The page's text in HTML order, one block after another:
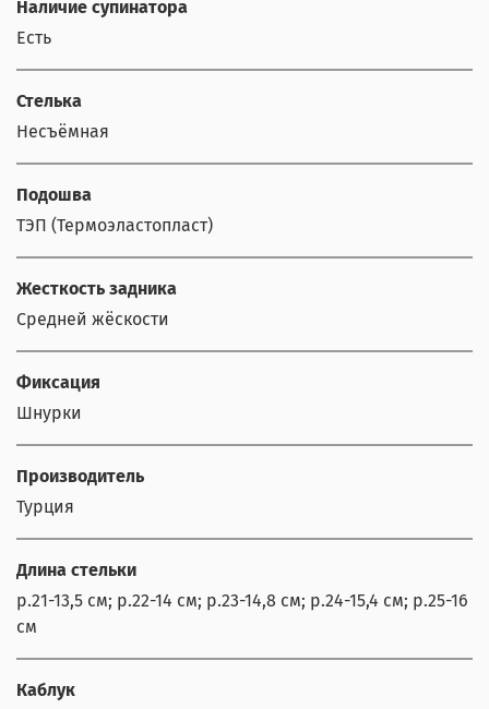
Наличие супинатора
Есть
Стелька
Несъёмная
Подошва
ТЭП (Термоэластопласт)
Жесткость задника
Средней жёскости
Фиксация
Шнурки
Производитель
Турция
Длина стельки
р.21-13,5 см; р.22-14 см; р.23-14,8 см; р.24-15,4 см; р.25-16
см
Каблук